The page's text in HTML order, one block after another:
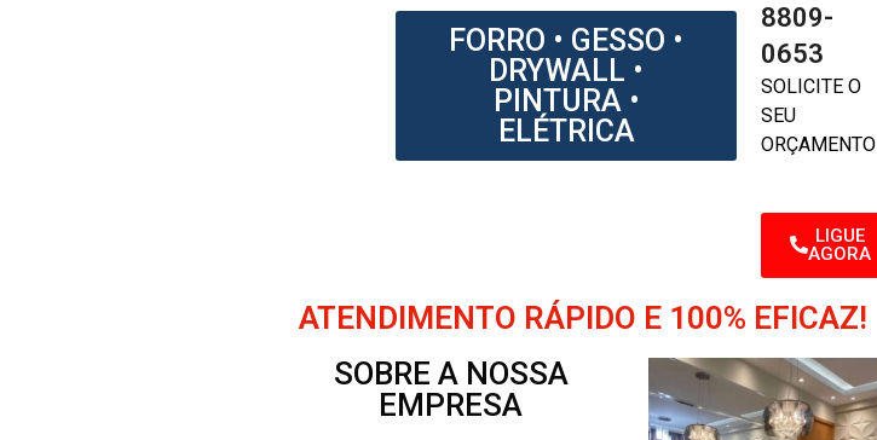
FORRO • GESSO •
DRYWALL •
PINTURA •
ELÉTRICA
8809-
0653
SOLICITE O
SEU
ORÇAMENTO
LIGUE
AGORA
ATENDIMENTO RÁPIDO E 100% EFICAZ!
SOBRE A NOSSA
EMPRESA